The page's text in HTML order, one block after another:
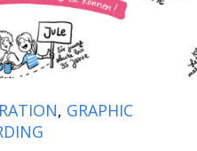
, GRAPHIC